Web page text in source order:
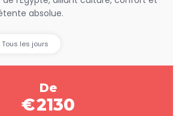
absolue.
Tous les jours
De
€2130